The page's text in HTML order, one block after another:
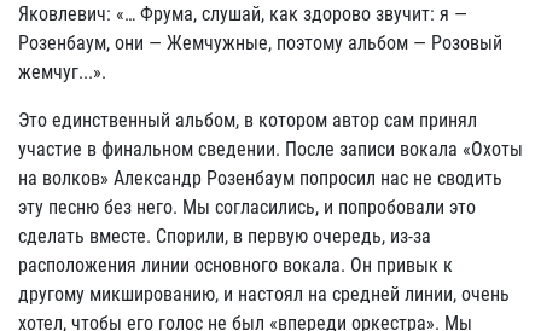
Яковлевич: «… Фрума, слушай, как здорово звучит: я —
Розенбаум, они — Жемчужные, поэтому альбом — Розовый
жемчуг...».
Это единственный альбом, в котором автор сам принял
участие в финальном сведении. После записи вокала «Охоты
на волков» Александр Розенбаум попросил нас не сводить
эту песню без него. Мы согласились, и попробовали это
сделать вместе. Спорили, в первую очередь, из-за
расположения линии основного вокала. Он привык к
другому микшированию, и настоял на средней линии, очень
хотел, чтобы его голос не был «впереди оркестра». Мы